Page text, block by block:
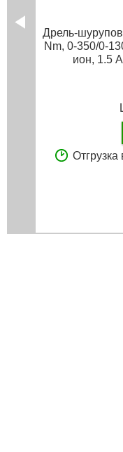
Дрель-
Nm, 0-350/0-
ион, 1.5
Отгрузка